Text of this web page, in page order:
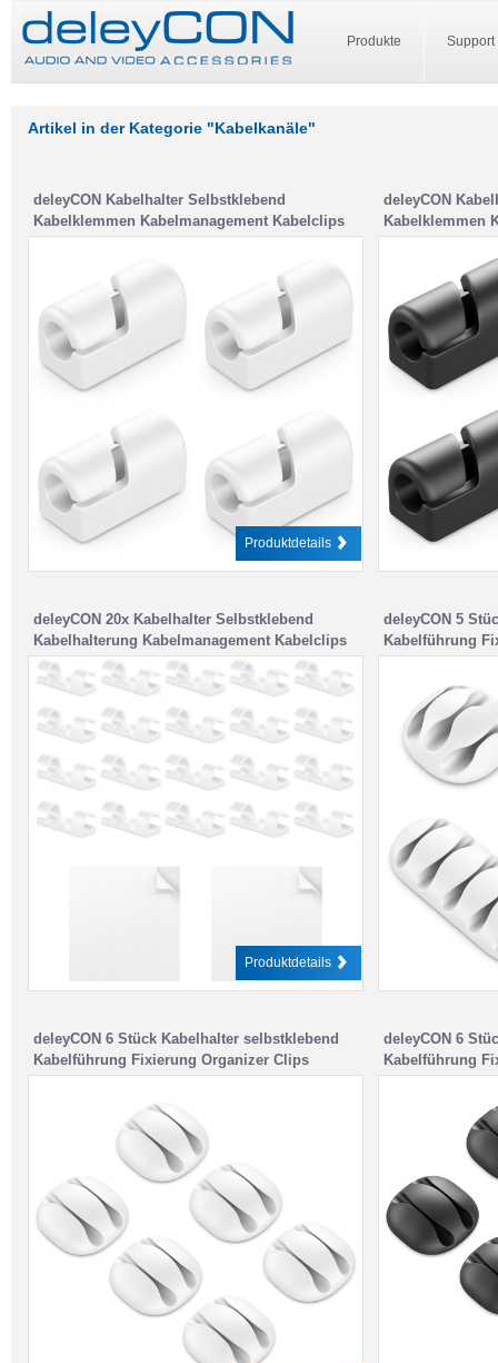
Produkte Support
Artikel in der Kategorie "Kabelkanäle"
deleyCON Kabelhalter Selbstklebend
Kabelklemmen Kabelmanagement Kabelclips
Kabelführung Kabel Organizer Kabelhalterung
Sockelleiste Silikon Weiß
Produktdetails
deleyCON
Kabelklemmen
Kabelführung
Sockelleiste
deleyCON 20x Kabelhalter Selbstklebend
Kabelhalterung Kabelmanagement Kabelclips
Kabelführung Kabel Organizer Kabelklemmen
Kabelbefestigung Haushalt Büro Schreibtisch
Produktdetails
deleyCON 5
Kabelführung
Kabelklemmen
Schreibtisch
deleyCON 6 Stück Kabelhalter selbstklebend
Kabelführung Fixierung Organizer Clips
Kabelbefestigung Kabel Management
Kabelklemmen – für 2 Kabel – Büro
Schreibtisch Auto Hobbyraum Weiß
deleyCON 6
Kabelführung
Kabelklemmen
Schreibtisch